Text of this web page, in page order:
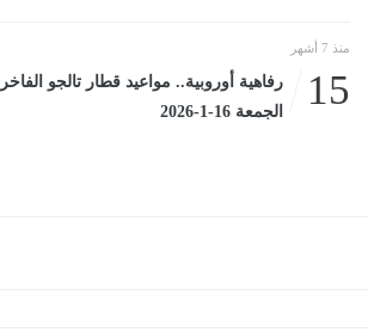
منذ 7 أشهر
15
رفاهية أوروبية.. مواعيد قطار تالجو
الجمعة 16-1-2026